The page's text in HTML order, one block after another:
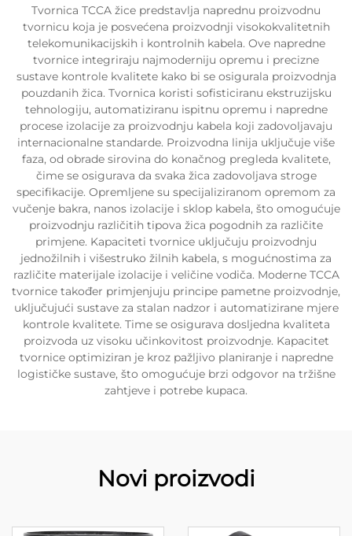
Tvornica TCCA žice predstavlja naprednu proizvodnu
tvornicu koja je posvećena proizvodnji visokokvalitetnih
telekomunikacijskih i kontrolnih kabela. Ove napredne
tvornice integriraju najmoderniju opremu i precizne
sustave kontrole kvalitete kako bi se osigurala proizvodnja
pouzdanih žica. Tvornica koristi sofisticiranu ekstruzijsku
tehnologiju, automatiziranu ispitnu opremu i napredne
procese izolacije za proizvodnju kabela koji zadovoljavaju
internacionalne standarde. Proizvodna linija uključuje više
faza, od obrade sirovina do konačnog pregleda kvalitete,
čime se osigurava da svaka žica zadovoljava stroge
specifikacije. Opremljene su specijaliziranom opremom za
vučenje bakra, nanos izolacije i sklop kabela, što omogućuje
proizvodnju različitih tipova žica pogodnih za različite
primjene. Kapaciteti tvornice uključuju proizvodnju
jednožilnih i višestruko žilnih kabela, s mogućnostima za
različite materijale izolacije i veličine vodiča. Moderne TCCA
tvornice također primjenjuju principe pametne proizvodnje,
uključujući sustave za stalan nadzor i automatizirane mjere
kontrole kvalitete. Time se osigurava dosljedna kvaliteta
proizvoda uz visoku učinkovitost proizvodnje. Kapacitet
tvornice optimiziran je kroz pažljivo planiranje i napredne
logističke sustave, što omogućuje brzi odgovor na tržišne
zahtjeve i potrebe kupaca.
Novi proizvodi